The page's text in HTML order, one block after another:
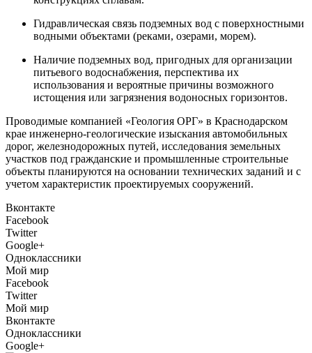
Гидравлическая связь подземных вод с поверхностными
водными объектами (реками, озерами, морем).
Наличие подземных вод, пригодных для организации
питьевого водоснабжения, перспектива их
использования и вероятные причины возможного
истощения или загрязнения водоносных горизонтов.
Проводимые компанией «Геология ОРГ» в Краснодарском
крае инженерно-геологические изыскания автомобильных
дорог, железнодорожных путей, исследования земельных
участков под гражданские и промышленные строительные
объекты планируются на основании технических заданий и с
учетом характеристик проектируемых сооружений.
Вконтакте
Facebook
Twitter
Google+
Одноклассники
Мой мир
Facebook
Twitter
Мой мир
Вконтакте
Одноклассники
Google+